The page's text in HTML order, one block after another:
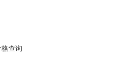
查询